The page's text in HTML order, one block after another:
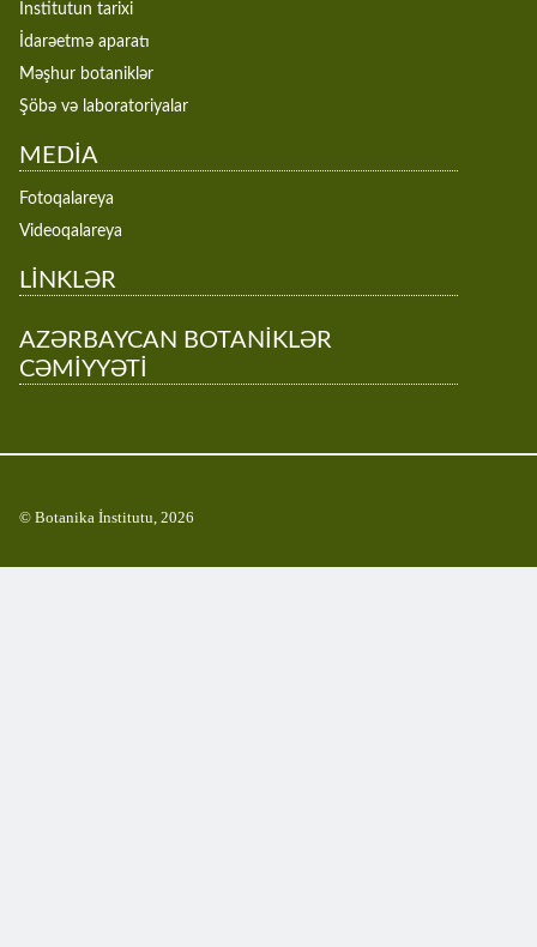
İnstitutun tarixi
İdarəetmə aparatı
Məşhur botaniklər
Şöbə və laboratoriyalar
MEDİA
Fotoqalareya
Videoqalareya
LİNKLƏR
AZƏRBAYCAN BOTANİKLƏR
CƏMİYYƏTİ
© Botanika İnstitutu, 2026